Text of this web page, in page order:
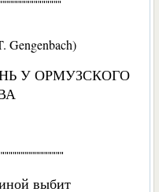
Gengenbach)
У ОРМУЗСКОГО
выбит